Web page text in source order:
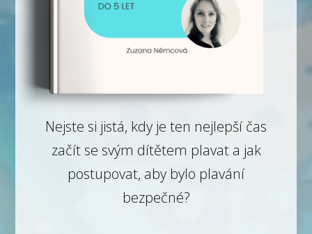
Nejste si jistá, kdy je ten nejlepší čas
začít se svým dítětem plavat a jak
postupovat, aby bylo plavání
bezpečné?